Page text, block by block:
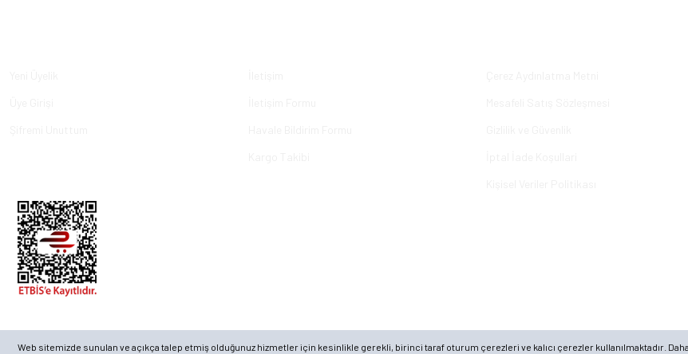
Web sitemizde sunulan ve açıkça talep etmiş olduğunuz hizmetler için kesinlikle gerekli, birinci taraf oturum çerezleri ve kalıcı çerezler kullanılmaktadır.